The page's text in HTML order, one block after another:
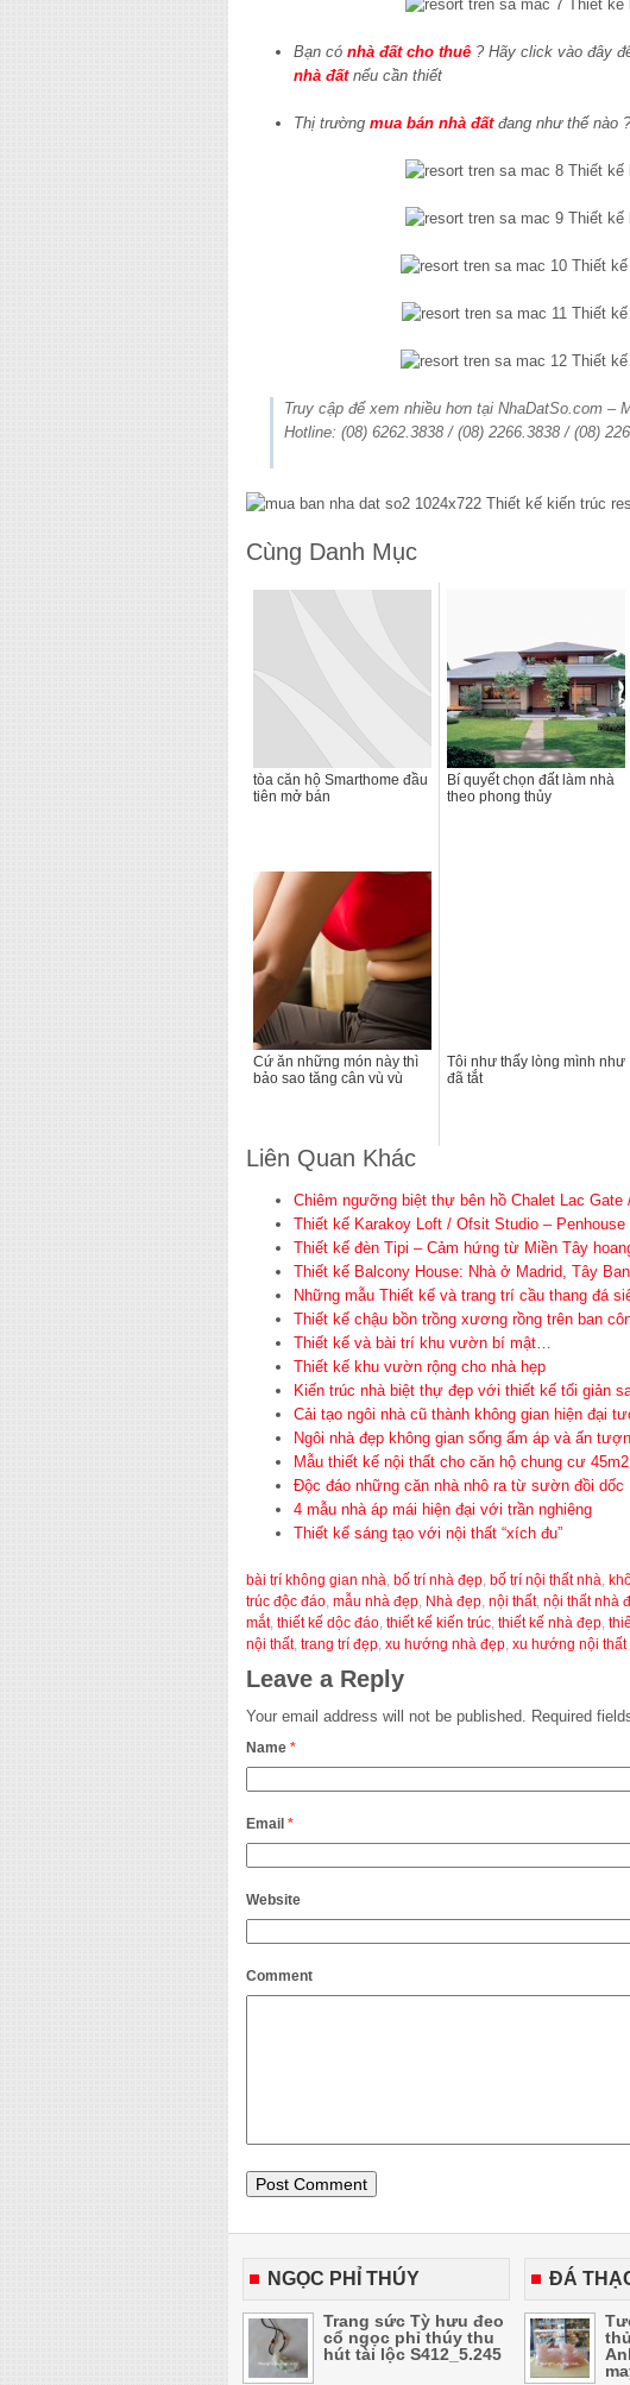
Bạn có nhà đất cho thuê ? Hãy click vào đây
nhà đấtnếu cần thiết
Thị trường mua bán nhà đấtđang như thế nào
Truy cập để xem nhiều hơn tại NhaDatSo.com –
Hotline: (08) 6262.3838 / (08) 2266.3838 / (08)
Cùng Danh Mục
tòa căn hộ Smarthome đầu
tiên mở bán
Bí quyết chọn đất làm nhà
theo phong thủy
Cứ ăn những món này thì
bảo sao tăng cân vù vù
Tôi như thấy lòng mình như
đã tắt
Liên Quan Khác
Chiêm ngưỡng biệt thự bên hồ Chalet Lac Gate
Thiết kế Karakoy Loft / Ofsit Studio –
Thiết kế đèn Tipi – Cảm hứng từ Miền Tây
Thiết kế Balcony House: Nhà ở Madrid, Tây
Những mẫu Thiết kế và trang trí cầu thang đá
Thiết kế chậu bồn trồng xương rồng trên ban
Thiết kế và bài trí khu vườn bí mật…
Thiết kế khu vườn rộng cho nhà hẹp
Kiến trúc nhà biệt thự đẹp với thiết kế tối giản
Cải tạo ngôi nhà cũ thành không gian hiện đại
Ngôi nhà đẹp không gian sống ấm áp và ấn
Mẫu thiết kế nội thất cho căn hộ chung cư
Độc đáo những căn nhà nhô ra từ sườn đồi dốc
4 mẫu nhà áp mái hiện đại với trần nghiêng
Thiết kế sáng tạo với nội thất “xích đu”
bài trí không gian nhà, bố trí nhà đẹp, bố trí nội thất nhà,
trúc độc đáo, mẫu nhà đẹp, Nhà đẹp, nội thất, nội thất nhà
mắt, thiết kế dộc đáo, thiết kế kiến trúc, thiết kế nhà đẹp,
nội thất, trang trí đẹp, xu hướng nhà đẹp, xu hướng nội thất
Leave a Reply
Your email address will not be published. Required
Name *
Email *
Website
Comment
NGỌC PHỈ THÚY
Trang sức Tỳ hưu đeo
cổ ngọc phỉ thúy thu
hút tài lộc S412_5.245
ĐÁ